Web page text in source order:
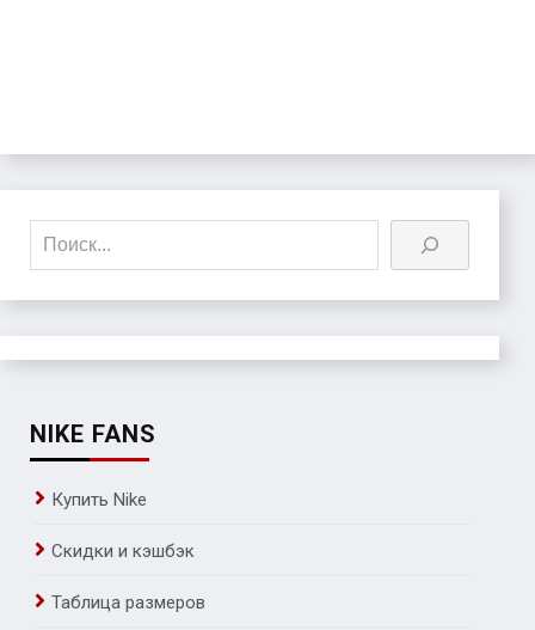
Поиск
NIKE FANS
Купить Nike
Скидки и кэшбэк
Таблица размеров